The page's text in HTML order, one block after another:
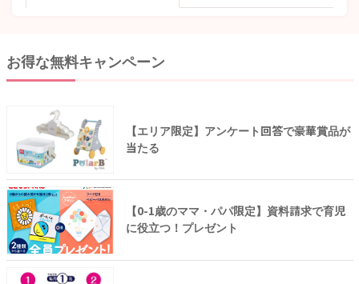
お得な無料キャンペーン
【エリア限定】アンケート回答で豪華賞品が
当たる
【0-1歳のママ・パパ限定】資料請求で育児
に役立つ！プレゼント